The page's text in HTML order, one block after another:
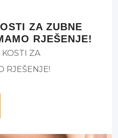
ZA ZUBNE
RJEŠENJE!
ZA
RJEŠENJE!